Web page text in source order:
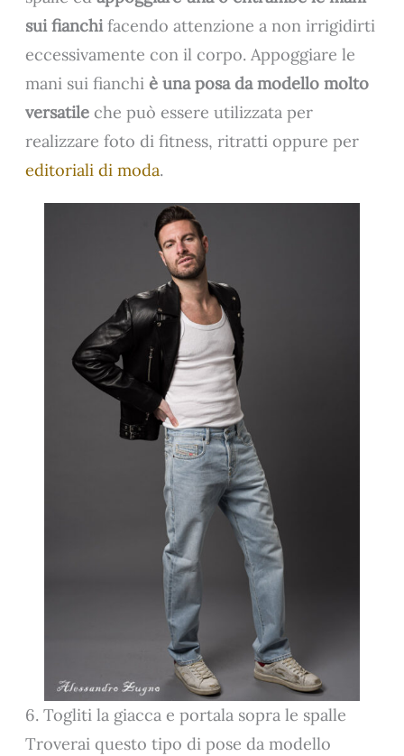
sui fianchifacendo attenzione a non irrigidirti
eccessivamente con il corpo. Appoggiare le
mani sui fianchiè una posa da modello molto
versatile che può essere utilizzata per
realizzare foto di fitness, ritratti oppure per
editoriali di moda.
6. Togliti la giacca e portala sopra le spalle
Troverai questo tipo di pose da modello